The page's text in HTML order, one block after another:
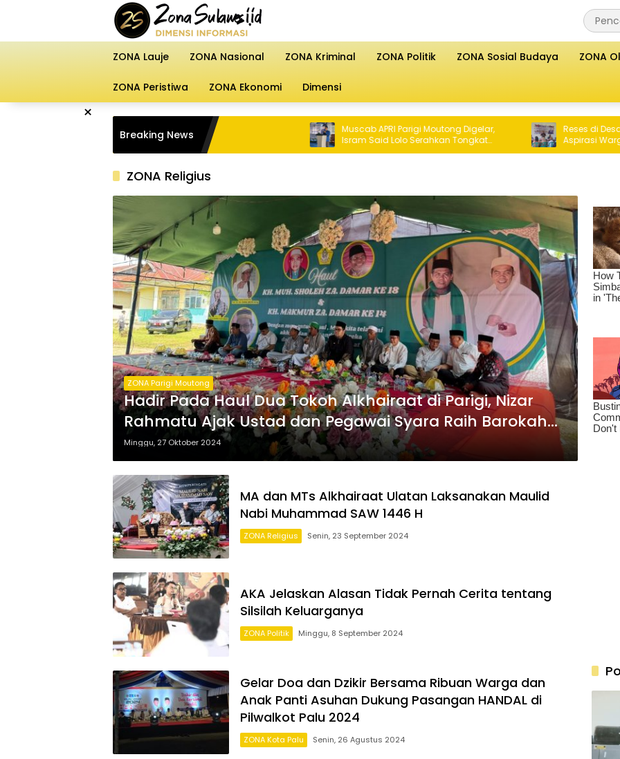
ZONA Lauje
ZONA Nasional ZONA Kriminal ZONA Politik ZONA Sosial Budaya ZONA
ZONA Peristiwa ZONA Ekonomi Dimensi
×
Breaking News
Muscab APRI Parigi Moutong Digelar,
Isram Said Lolo Serahkan Tongkat
Estafet Kepemimpinan
Reses di Desa Pande,
Aspirasi Warga Soal
Layanan Kesehatan,
ZONA Religius
ZONA Parigi Moutong
Hadir Pada Haul Dua Tokoh Alkhairaat di Parigi, Nizar
Rahmatu Ajak Ustad dan Pegawai Syara Raih Barokah
Bersama
Minggu, 27 Oktober 2024
MA dan MTs Alkhairaat Ulatan Laksanakan Maulid
Nabi Muhammad SAW 1446 H
ZONA Religius Senin, 23 September 2024
AKA Jelaskan Alasan Tidak Pernah Cerita tentang
Silsilah Keluarganya
ZONA Politik Minggu, 8 September 2024
Gelar Doa dan Dzikir Bersama Ribuan Warga dan
Anak Panti Asuhan Dukung Pasangan HANDAL di
Pilwalkot Palu 2024
ZONA Kota Palu Senin, 26 Agustus 2024